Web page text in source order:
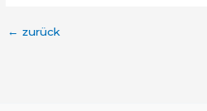
← zurück